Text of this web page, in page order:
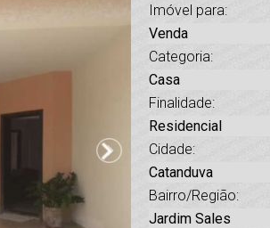
Imóvel para:
Venda
Categoria:
Casa
Finalidade:
Residencial
Cidade:
Catanduva
Bairro/Região:
Jardim Sales